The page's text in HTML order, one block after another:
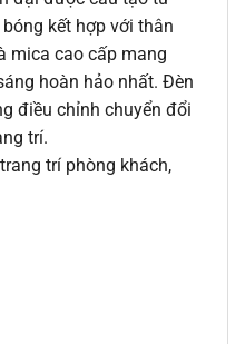
kết hợp với thân
mica cao cấp mang
hoàn hảo nhất. Đèn
điều chỉnh chuyển đổi
trí.
trí phòng khách,